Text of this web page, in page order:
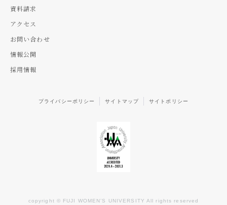
資料請求
アクセス
お問い合わせ
情報公開
採用情報
プライバシーポリシー サイトマップ サイトポリシー
copyright © FUJI WOMEN’S UNIVERSITY All rights reserved